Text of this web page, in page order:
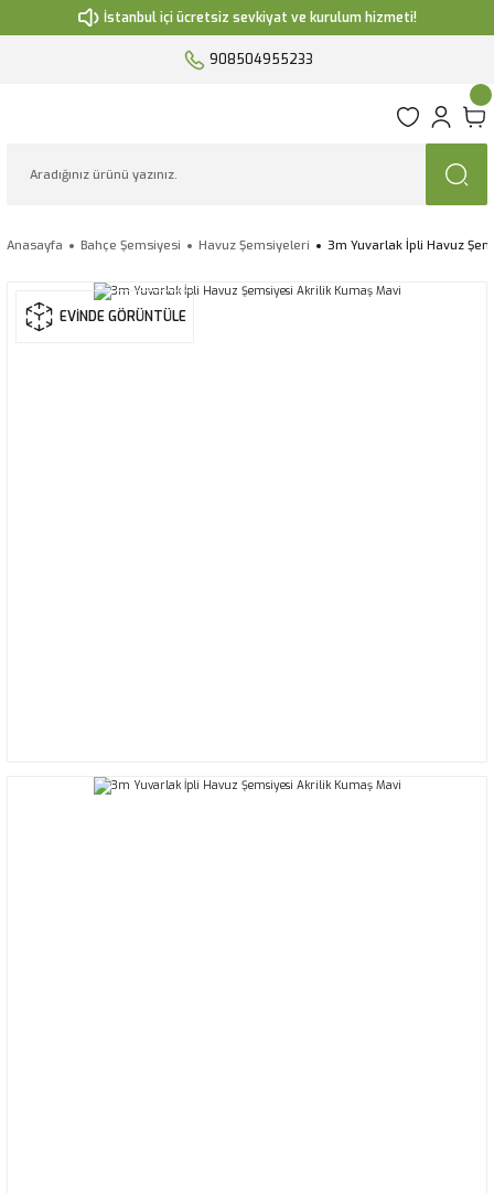
İstanbul içi ücretsiz sevkiyat ve kurulum hizmeti!
908504955233
Anasayfa Bahçe Şemsiyesi Havuz Şemsiyeleri 3m Yuvarlak İpli Havuz
EVİNDE GÖRÜNTÜLE